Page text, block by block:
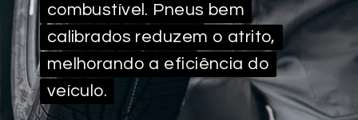
combustível. Pneus bem
calibrados reduzem o atrito,
melhorando a eficiência do
veículo.
combustível. Pneus bem
calibrados reduzem o atrito,
melhorando a eficiência do
veículo.